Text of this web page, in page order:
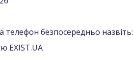
телефон безпосередньо назвіть:
EXIST.UA